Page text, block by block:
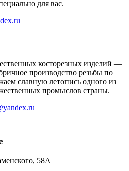
для вас.
косторезных изделий —
производство резьбы по
славную летопись одного из
промыслов страны.
58А